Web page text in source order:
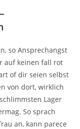
so Ansprechangst
auf keinen fall rot
of dir seien selbst
von dort, wirklich
Lager
So sprach
an, kann parece